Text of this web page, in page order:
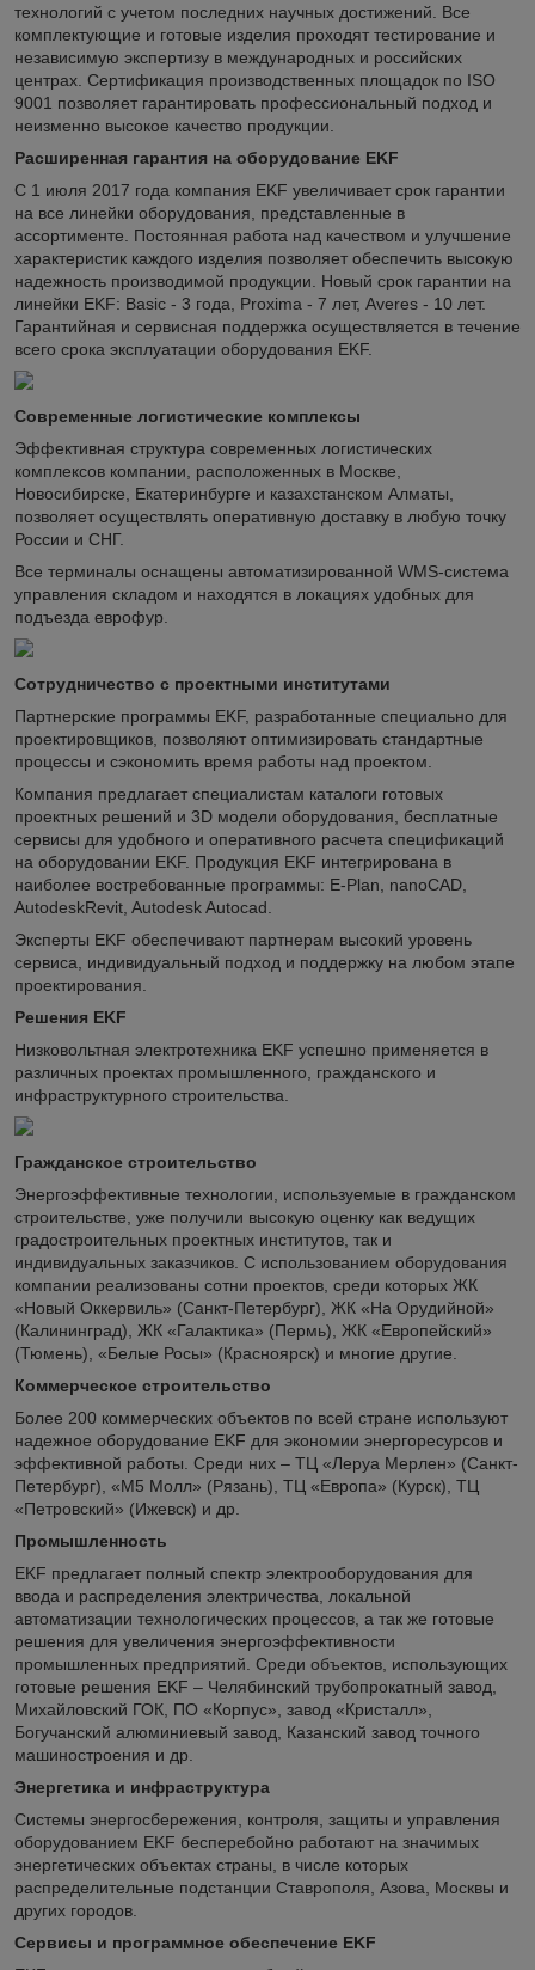
технологий с учетом последних научных достижений. Все
комплектующие и готовые изделия проходят тестирование и
независимую экспертизу в международных и российских
центрах. Сертификация производственных площадок по ISO
9001 позволяет гарантировать профессиональный подход и
неизменно высокое качество продукции.
Расширенная гарантия на оборудование EKF
С 1 июля 2017 года компания EKF увеличивает срок гарантии
на все линейки оборудования, представленные в
ассортименте. Постоянная работа над качеством и улучшение
характеристик каждого изделия позволяет обеспечить высокую
надежность производимой продукции. Новый срок гарантии на
линейки EKF: Basic - 3 года, Proxima - 7 лет, Averes - 10 лет.
Гарантийная и сервисная поддержка осуществляется в течение
всего срока эксплуатации оборудования EKF.
Современные логистические комплексы
Эффективная структура современных логистических
комплексов компании, расположенных в Москве,
Новосибирске, Екатеринбурге и казахстанском Алматы,
позволяет осуществлять оперативную доставку в любую точку
России и СНГ.
Все терминалы оснащены автоматизированной WMS-система
управления складом и находятся в локациях удобных для
подъезда еврофур.
Сотрудничество с проектными институтами
Партнерские программы EKF, разработанные специально для
проектировщиков, позволяют оптимизировать стандартные
процессы и сэкономить время работы над проектом.
Компания предлагает специалистам каталоги готовых
проектных решений и 3D модели оборудования, бесплатные
сервисы для удобного и оперативного расчета спецификаций
на оборудовании EKF. Продукция EKF интегрирована в
наиболее востребованные программы: E-Plan, nanoCAD,
AutodeskRevit, Autodesk Autocad.
Эксперты EKF обеспечивают партнерам высокий уровень
сервиса, индивидуальный подход и поддержку на любом этапе
проектирования.
Решения EKF
Низковольтная электротехника EKF успешно применяется в
различных проектах промышленного, гражданского и
инфраструктурного строительства.
Гражданское строительство
Энергоэффективные технологии, используемые в гражданском
строительстве, уже получили высокую оценку как ведущих
градостроительных проектных институтов, так и
индивидуальных заказчиков. С использованием оборудования
компании реализованы сотни проектов, среди которых ЖК
«Новый Оккервиль» (Санкт-Петербург), ЖК «На Орудийной»
(Калининград), ЖК «Галактика» (Пермь), ЖК «Европейский»
(Тюмень), «Белые Росы» (Красноярск) и многие другие.
Коммерческое строительство
Более 200 коммерческих объектов по всей стране используют
надежное оборудование EKF для экономии энергоресурсов и
эффективной работы. Среди них – ТЦ «Леруа Мерлен» (Санкт-
Петербург), «М5 Молл» (Рязань), ТЦ «Европа» (Курск), ТЦ
«Петровский» (Ижевск) и др.
Промышленность
EKF предлагает полный спектр электрооборудования для
ввода и распределения электричества, локальной
автоматизации технологических процессов, а так же готовые
решения для увеличения энергоэффективности
промышленных предприятий. Среди объектов, использующих
готовые решения EKF – Челябинский трубопрокатный завод,
Михайловский ГОК, ПО «Корпус», завод «Кристалл»,
Богучанский алюминиевый завод, Казанский завод точного
машиностроения и др.
Энергетика и инфраструктура
Системы энергосбережения, контроля, защиты и управления
оборудованием EKF бесперебойно работают на значимых
энергетических объектах страны, в числе которых
распределительные подстанции Ставрополя, Азова, Москвы и
других городов.
Сервисы и программное обеспечение EKF